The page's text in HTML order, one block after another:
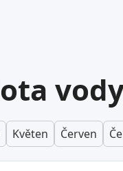
Květen Červen